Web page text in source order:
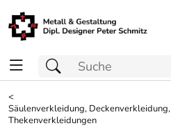
<
Säulenverkleidung,
Thekenverkleidungen